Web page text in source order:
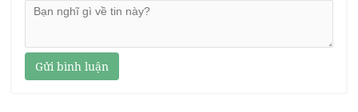
Gửi bình luận